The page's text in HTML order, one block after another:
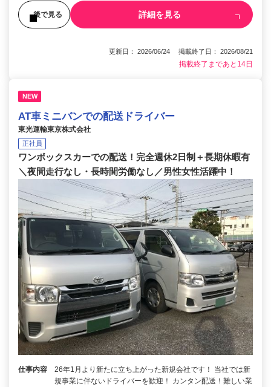
後で見る 詳細を見る
更新日： 2026/06/24 掲載終了日： 2026/08/21
掲載終了まであと14日
NEW
AT車ミニバンでの配送ドライバー
東光運輸東京株式会社
正社員
ワンボックスカーでの配送！完全週休2日制＋長期休暇有
＼夜間走行なし・長時間労働なし／男性女性活躍中！
仕事内容
26年1月より新たに立ち上がった新規会社です！ 当社では新
規事業に伴ないドライバーを歓迎！ カンタン配送！難しい業